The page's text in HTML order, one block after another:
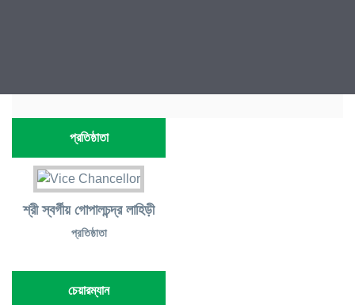
প্রতিষ্ঠাতা
শ্রী স্বর্গীয় গোপালচন্দ্র লাহিড়ী
প্রতিষ্ঠাতা
চেয়ারম্যান